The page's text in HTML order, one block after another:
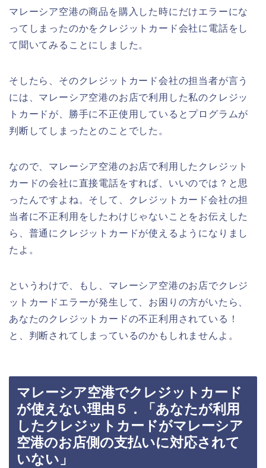
マレーシア空港の商品を購入した時にだけエラーにな
ってしまったのかをクレジットカード会社に電話をし
て聞いてみることにしました。
そしたら、そのクレジットカード会社の担当者が言う
には、マレーシア空港のお店で利用した私のクレジッ
トカードが、勝手に不正使用しているとプログラムが
判断してしまったとのことでした。
なので、マレーシア空港のお店で利用したクレジット
カードの会社に直接電話をすれば、いいのでは？と思
ったんですよね。そして、クレジットカード会社の担
当者に不正利用をしたわけじゃないことをお伝えした
ら、普通にクレジットカードが使えるようになりまし
たよ。
というわけで、もし、マレーシア空港のお店でクレジ
ットカードエラーが発生して、お困りの方がいたら、
あなたのクレジットカードの不正利用されている！
と、判断されてしまっているのかもしれませんよ。
マレーシア空港でクレジットカード
が使えない理由５．「あなたが利用
したクレジットカードがマレーシア
空港のお店側の支払いに対応されて
いない」